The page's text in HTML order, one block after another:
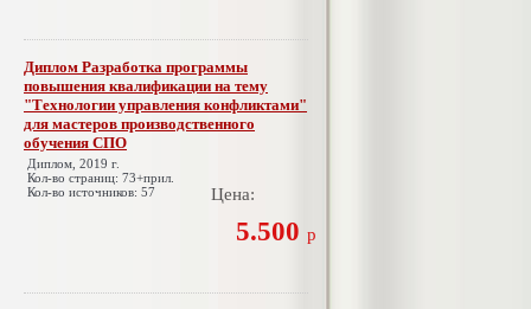
Диплом Разработка программы
повышения квалификации на тему
"Технологии управления конфликтами"
для мастеров производственного
обучения СПО
Диплом, 2019 г.
Кол-во страниц: 73+прил.
Кол-во источников: 57
Цена:
5.500 р